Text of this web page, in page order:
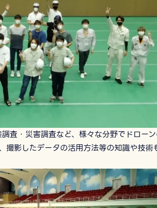
査・災害調査など、様々な分野でドロー
撮影したデータの活用方法等の知識や技術